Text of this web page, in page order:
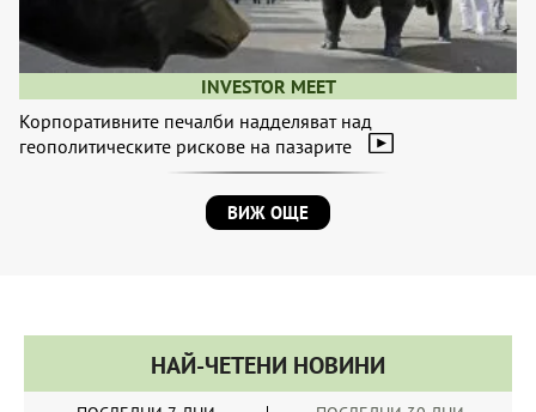
INVESTOR MEET
Корпоративните печалби надделяват над
геополитическите рискове на пазарите
ВИЖ ОЩЕ
НАЙ-ЧЕТЕНИ НОВИНИ